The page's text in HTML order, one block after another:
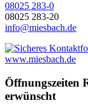
08025 283-0
08025 283-20
info@miesbach.de
www.miesbach.de
Öffnungszeiten
erwünscht